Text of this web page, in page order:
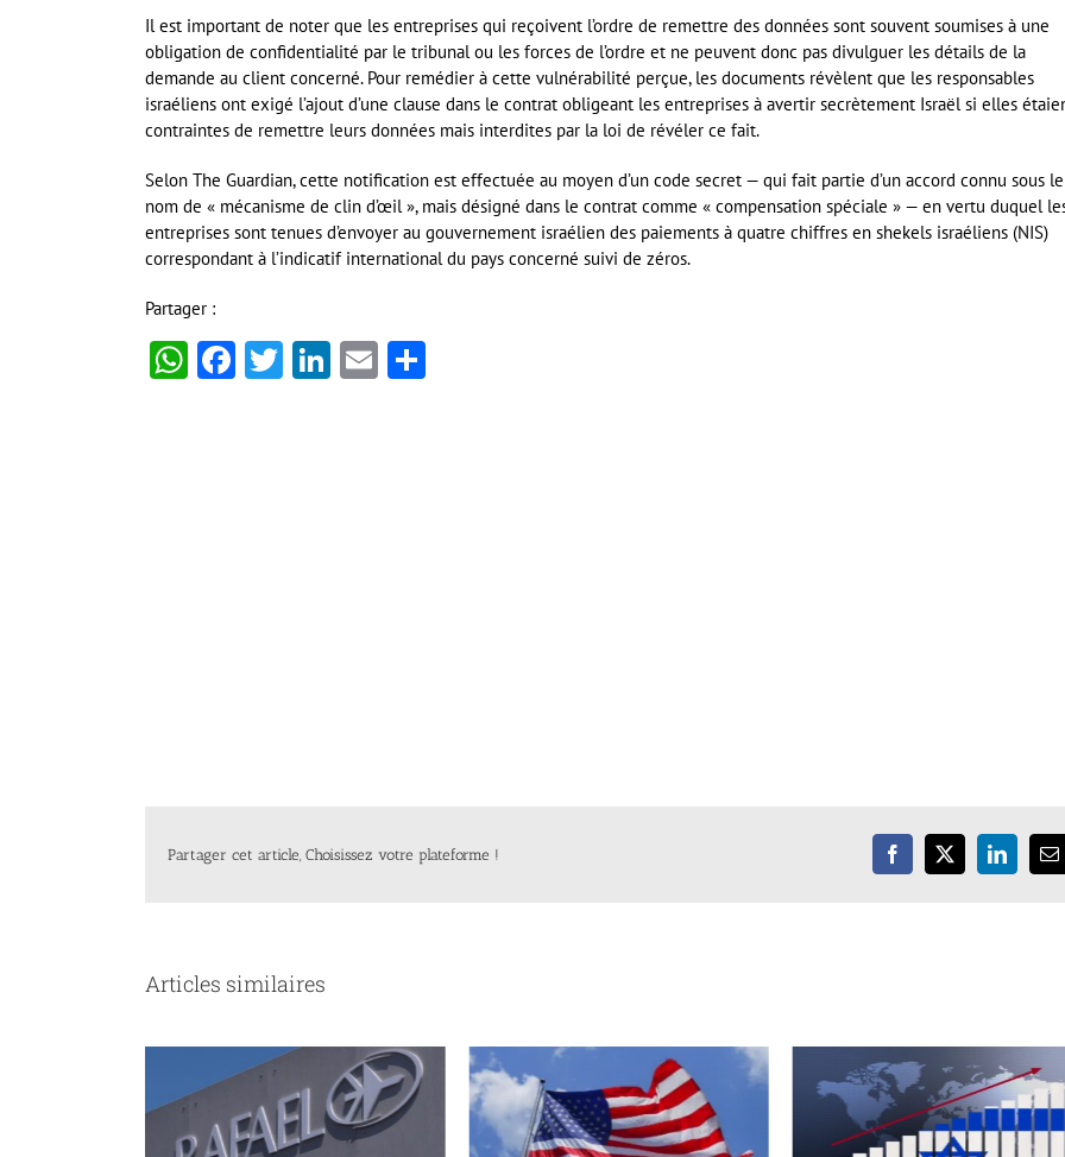
Il est important de noter que les entreprises qui reçoivent l’ordre de remettre des données sont souvent soumises à une
obligation de confidentialité par le tribunal ou les forces de l’ordre et ne peuvent donc pas divulguer les détails de la
demande au client concerné. Pour remédier à cette vulnérabilité perçue, les documents révèlent que les responsables
israéliens ont exigé l’ajout d’une clause dans le contrat obligeant les entreprises à avertir secrètement Israël si elles
contraintes de remettre leurs données mais interdites par la loi de révéler ce fait.
Selon The Guardian, cette notification est effectuée au moyen d’un code secret — qui fait partie d’un accord connu sous le
nom de « mécanisme de clin d’œil », mais désigné dans le contrat comme « compensation spéciale » — en vertu duquel
entreprises sont tenues d’envoyer au gouvernement israélien des paiements à quatre chiffres en shekels israéliens (NIS)
correspondant à l’indicatif international du pays concerné suivi de zéros.
Partager :
WhatsApp
Facebook
Twitter
LinkedIn
Email
Partager cet article, Choisissez votre plateforme ! Facebook
X LinkedIn
Articles similaires